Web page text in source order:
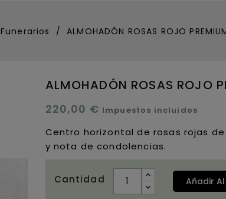
Funerarios ALMOHADÓN ROSAS ROJO
ALMOHADÓN ROSAS ROJO
220,00 € Impuestos incluidos
Centro horizontal de rosas rojas
y nota de condolencias.
Cantidad Añadir